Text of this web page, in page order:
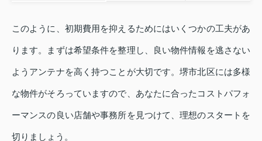
このように、初期費用を抑えるためにはいくつかの工夫があ
ります。まずは希望条件を整理し、良い物件情報を逃さない
ようアンテナを高く持つことが大切です。堺市北区には多様
な物件がそろっていますので、あなたに合ったコストパフォ
ーマンスの良い店舗や事務所を見つけて、理想のスタートを
切りましょう。